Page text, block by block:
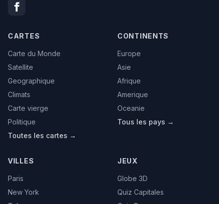
CARTES
Carte du Monde
Satellite
Geographique
Climats
Carte vierge
Politique
Toutes les cartes →
CONTINENTS
Europe
Asie
Afrique
Amerique
Oceanie
Tous les pays →
VILLES
Paris
New York
JEUX
Globe 3D
Quiz Capitales